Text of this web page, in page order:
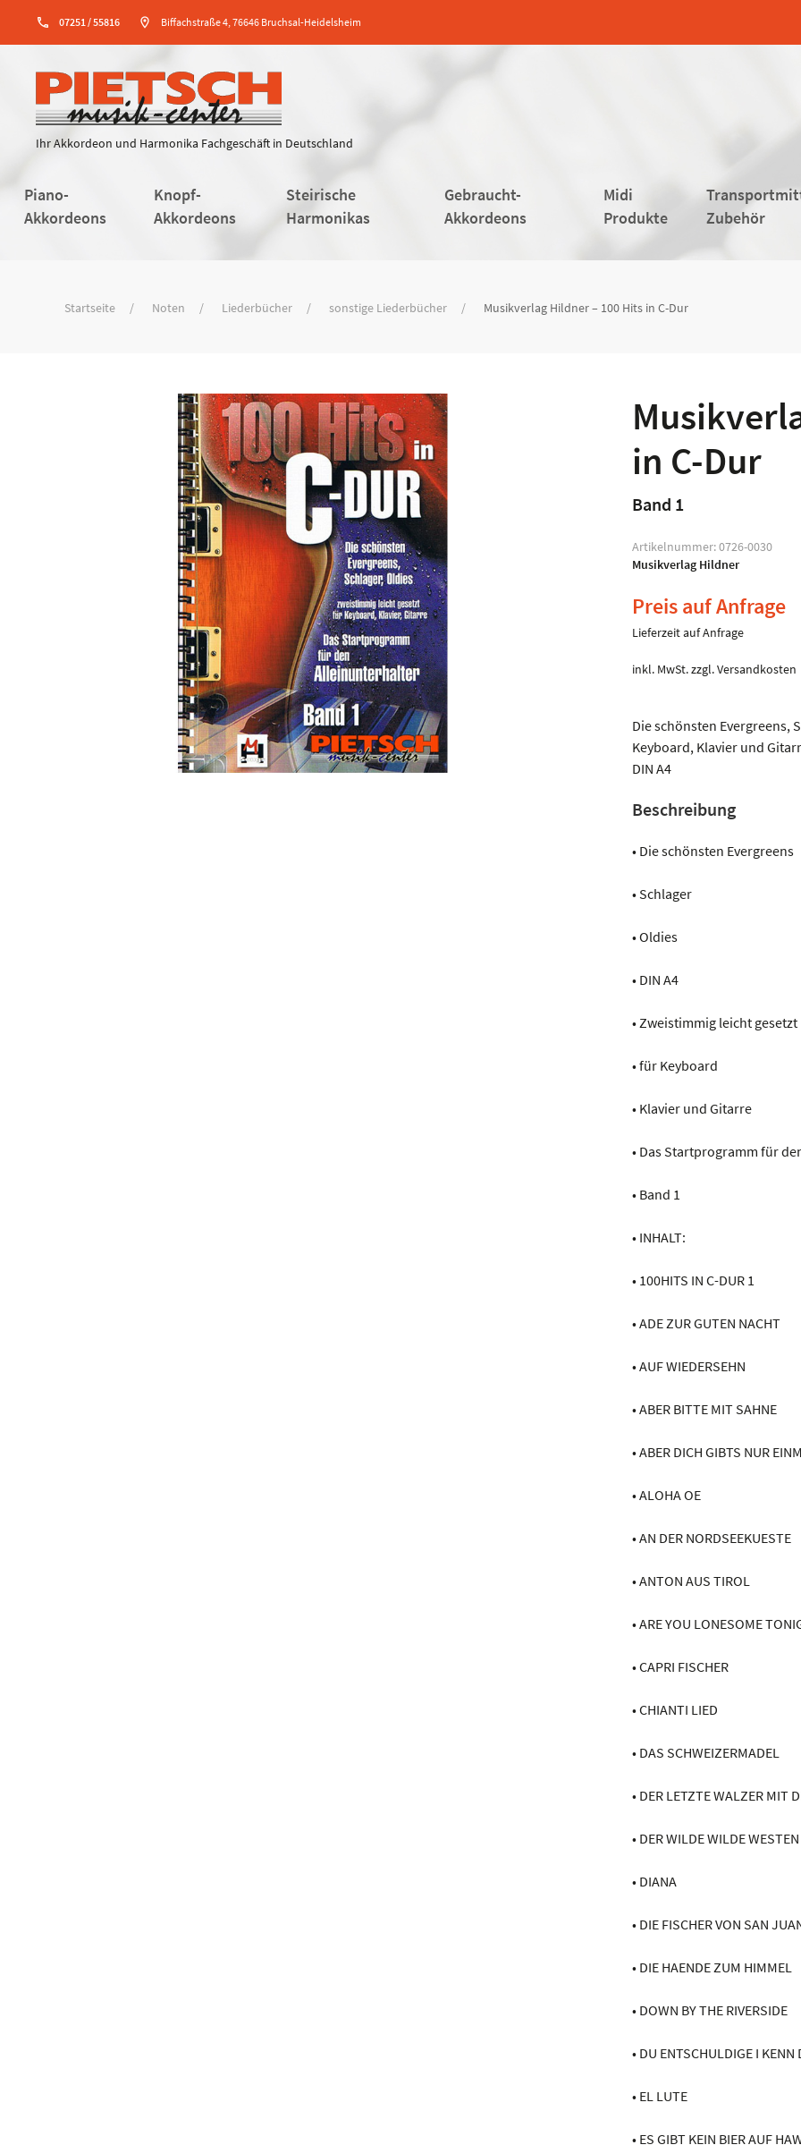
phone 07251 / 55816 location_on Biffachstraße 4, 76646 Bruchsal-Heidelsheim
Ihr Akkordeon und Harmonika Fachgeschäft in Deutschland
Piano-
Akkordeons
Knopf-
Akkordeons
Steirische
Harmonikas
Gebraucht-
Akkordeons
Midi
Produkte
Zubehör
Startseite Noten Liederbücher sonstige Liederbücher Musikverlag Hildner – 100 Hits in C-Dur
in C-Dur
Band 1
Artikelnummer:0726-0030
Musikverlag Hildner
Preis auf Anfrage
Lieferzeit auf Anfrage
inkl. MwSt.zzgl.Versandkosten
Die schönsten Evergreens,
Keyboard, Klavier und
DIN A4
Beschreibung
• Die schönsten Evergreens
• Schlager
• Oldies
• DIN A4
• Zweistimmig leicht gesetzt
• für Keyboard
• Klavier und Gitarre
• Das Startprogramm für
• Band 1
• INHALT:
• 100HITS IN C-DUR 1
• ADE ZUR GUTEN NACHT
• AUF WIEDERSEHN
• ABER BITTE MIT SAHNE
• ABER DICH GIBTS NUR
• ALOHA OE
• AN DER NORDSEEKUESTE
• ANTON AUS TIROL
• ARE YOU LONESOME
• CAPRI FISCHER
• CHIANTI LIED
• DAS SCHWEIZERMADEL
• DER LETZTE WALZER MIT
• DER WILDE WILDE WESTEN
• DIANA
• DIE FISCHER VON SAN
• DIE HAENDE ZUM HIMMEL
• DOWN BY THE RIVERSIDE
• DU ENTSCHULDIGE I KENN
• EL LUTE
• ES GIBT KEIN BIER AUF